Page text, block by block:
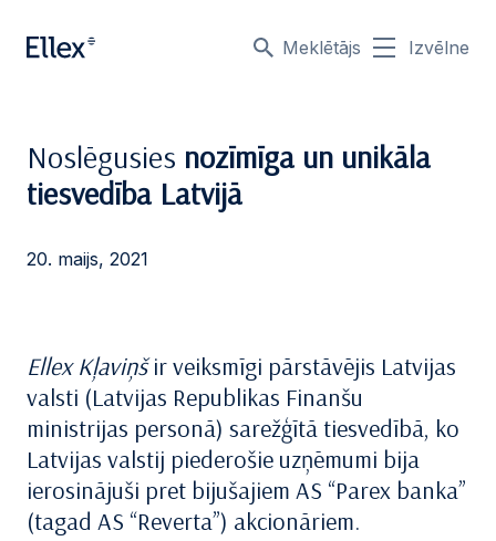
Meklētājs Izvēlne
Noslēgusies nozīmīga un unikāla
tiesvedība Latvijā
20. maijs, 2021
Ellex Kļaviņšir veiksmīgi pārstāvējis Latvijas
valsti (Latvijas Republikas Finanšu
ministrijas personā) sarežģītā tiesvedībā, ko
Latvijas valstij piederošie uzņēmumi bija
ierosinājuši pret bijušajiem AS “Parex banka”
(tagad AS “Reverta”) akcionāriem.